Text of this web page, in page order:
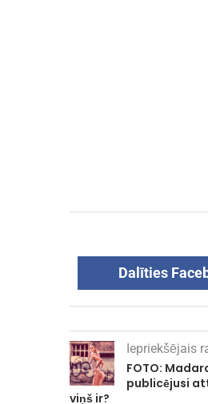
Dalīties
Iepriekšējais
FOTO:
publicējusi
viņš ir?